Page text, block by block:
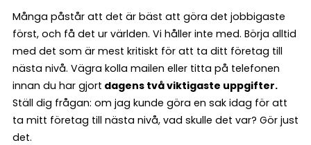
Många påstår att det är bäst att göra det jobbigaste
först, och få det ur världen. Vi håller inte med. Börja alltid
med det som är mest kritiskt för att ta ditt företag till
nästa nivå. Vägra kolla mailen eller titta på telefonen
innan du har gjort dagens två viktigaste uppgifter.
Ställ dig frågan: om jag kunde göra en sak idag för att
ta mitt företag till nästa nivå, vad skulle det var? Gör just
det.